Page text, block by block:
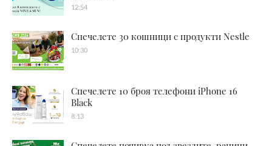
12:54
Спечелете 30 кошници с продукти Nestle
10:30
Спечелете 10 броя телефони iPhone 16
Black
8:13